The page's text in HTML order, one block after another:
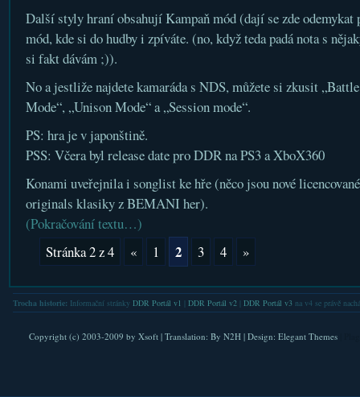
Další styly hraní obsahují Kampaň mód (dají se zde
mód, kde si do hudby i zpíváte. (no, když teda padá nota s
si fakt dávám ;)).
No a jestliže najdete kamaráda s NDS, můžete si zkusit
Mode“, „Unison Mode“ a „Session mode“.
PS: hra je v japonštině.
PSS: Včera byl release date pro DDR na PS3 a XboX360
Konami uveřejnila i songlist ke hře (něco jsou nové
originals klasiky z BEMANI her).
(Pokračování textu…)
Stránka 2 z 4
« 1 2 3 4 »
Trocha historie: Informační stránky DDR Portál v1 DDR Portál v2| DDR Portál v3na v4 se právě
Copyright (c) 2003-2009 by Xsoft| Translation: By N2H| Design: Elegant Themes